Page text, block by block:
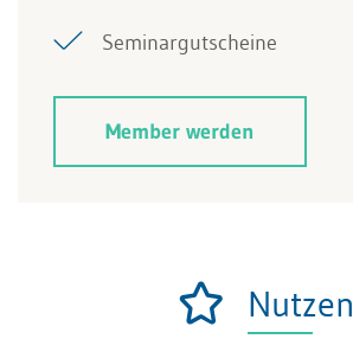
Seminargutscheine
Member werden
Nutzen